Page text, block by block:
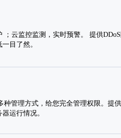
；云监控监测，实时预警。 提供
目了然。
管理方式，给您完全管理权限。提
运行情况。